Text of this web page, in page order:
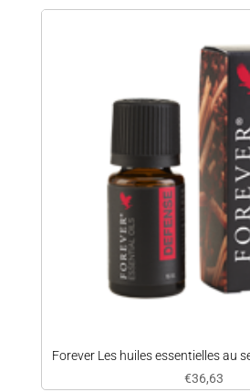
Forever Les huiles essentielles au
€36,63